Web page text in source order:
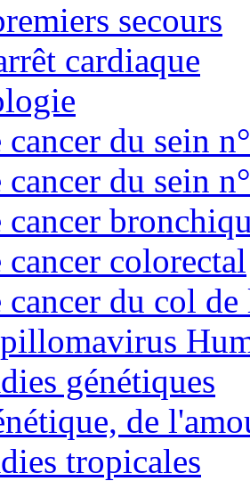
secours
cardiaque
cancer du sein
cancer du sein
cancer
cancer colorectal
cancer du col de
génétiques
de
tropicales